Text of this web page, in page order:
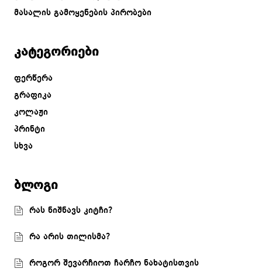
მასალის გამოყენების პირობები
კატეგორიები
ფერწერა
გრაფიკა
კოლაჟი
პრინტი
სხვა
ბლოგი
რას ნიშნავს კიტჩი?
რა არის თილისმა?
როგორ შევარჩიოთ ჩარჩო ნახატისთვის